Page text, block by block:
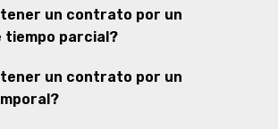
tener un contrato por un
tiempo parcial?
tener un contrato por un